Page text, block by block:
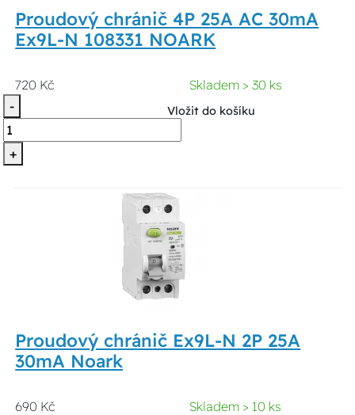
Proudový chránič 4P 25A AC 30mA
Ex9L-N 108331 NOARK
720 Kč
Skladem > 30 ks
-
+
Vložit do košíku
Proudový chránič Ex9L-N 2P 25A
30mA Noark
690 Kč
Skladem > 10 ks